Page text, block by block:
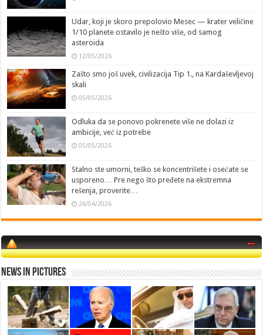
Udar, koji je skoro prepolovio Mesec — krater veličine
1/10 planete ostavilo je nešto više, od samog
asteroida
12/05/2026
Zašto smo još uvek, civilizacija Tip 1., na Kardaševljevoj
skali
05/05/2026
Odluka da se ponovo pokrenete više ne dolazi iz
ambicije, već iz potrebe
05/05/2026
Stalno ste umorni, teško se koncentrišete i osećate se
usporeno… Pre nego što pređete na ekstremna
rešenja, proverite…
26/04/2026
News in Pictures